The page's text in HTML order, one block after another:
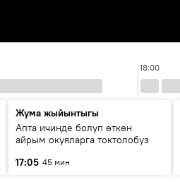
18:00
Жума жыйынтыгы
Апта ичинде болуп өткөн
айрым окуяларга токтолобуз
17:05 45 мин